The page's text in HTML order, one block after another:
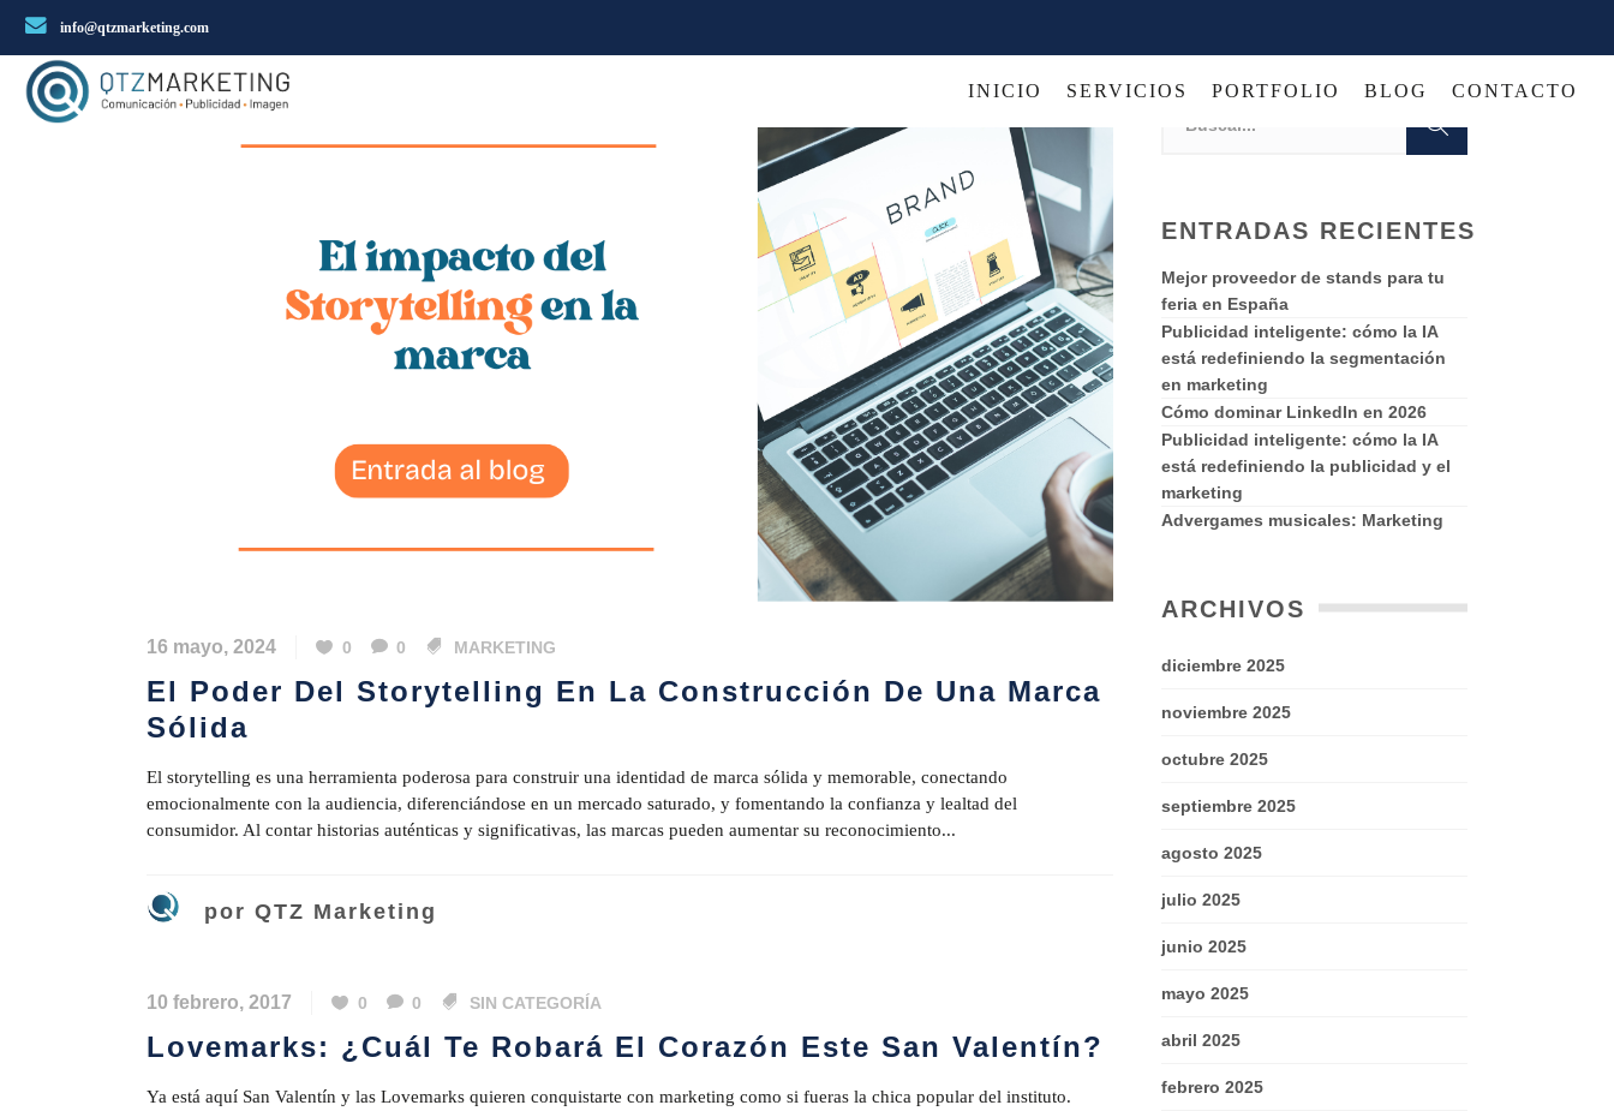
info@qtzmarketing.com
INICIO SERVICIOS PORTFOLIO BLOG CONTACTO
16 mayo, 2024 0 0 MARKETING
El Poder Del Storytelling En La Construcción De Una Marca
Sólida
El storytelling es una herramienta poderosa para construir una identidad de marca sólida y memorable, conectando
emocionalmente con la audiencia, diferenciándose en un mercado saturado, y fomentando la confianza y lealtad del
consumidor. Al contar historias auténticas y significativas, las marcas pueden aumentar su reconocimiento...
por QTZ Marketing
10 febrero, 2017 0 0 SIN CATEGORÍA
Lovemarks: ¿cuál Te Robará El Corazón Este San Valentín?
Ya está aquí San Valentín y las Lovemarks quieren conquistarte con marketing como si fueras la chica popular del instituto.
ENTRADAS RECIENTES
Mejor proveedor de stands para tu
feria en España
Publicidad inteligente: cómo la IA
está redefiniendo la segmentación
en marketing
Cómo dominar LinkedIn en 2026
Publicidad inteligente: cómo la IA
está redefiniendo la publicidad y el
marketing
Advergames musicales: Marketing
ARCHIVOS
diciembre 2025
noviembre 2025
octubre 2025
septiembre 2025
agosto 2025
julio 2025
junio 2025
mayo 2025
abril 2025
febrero 2025